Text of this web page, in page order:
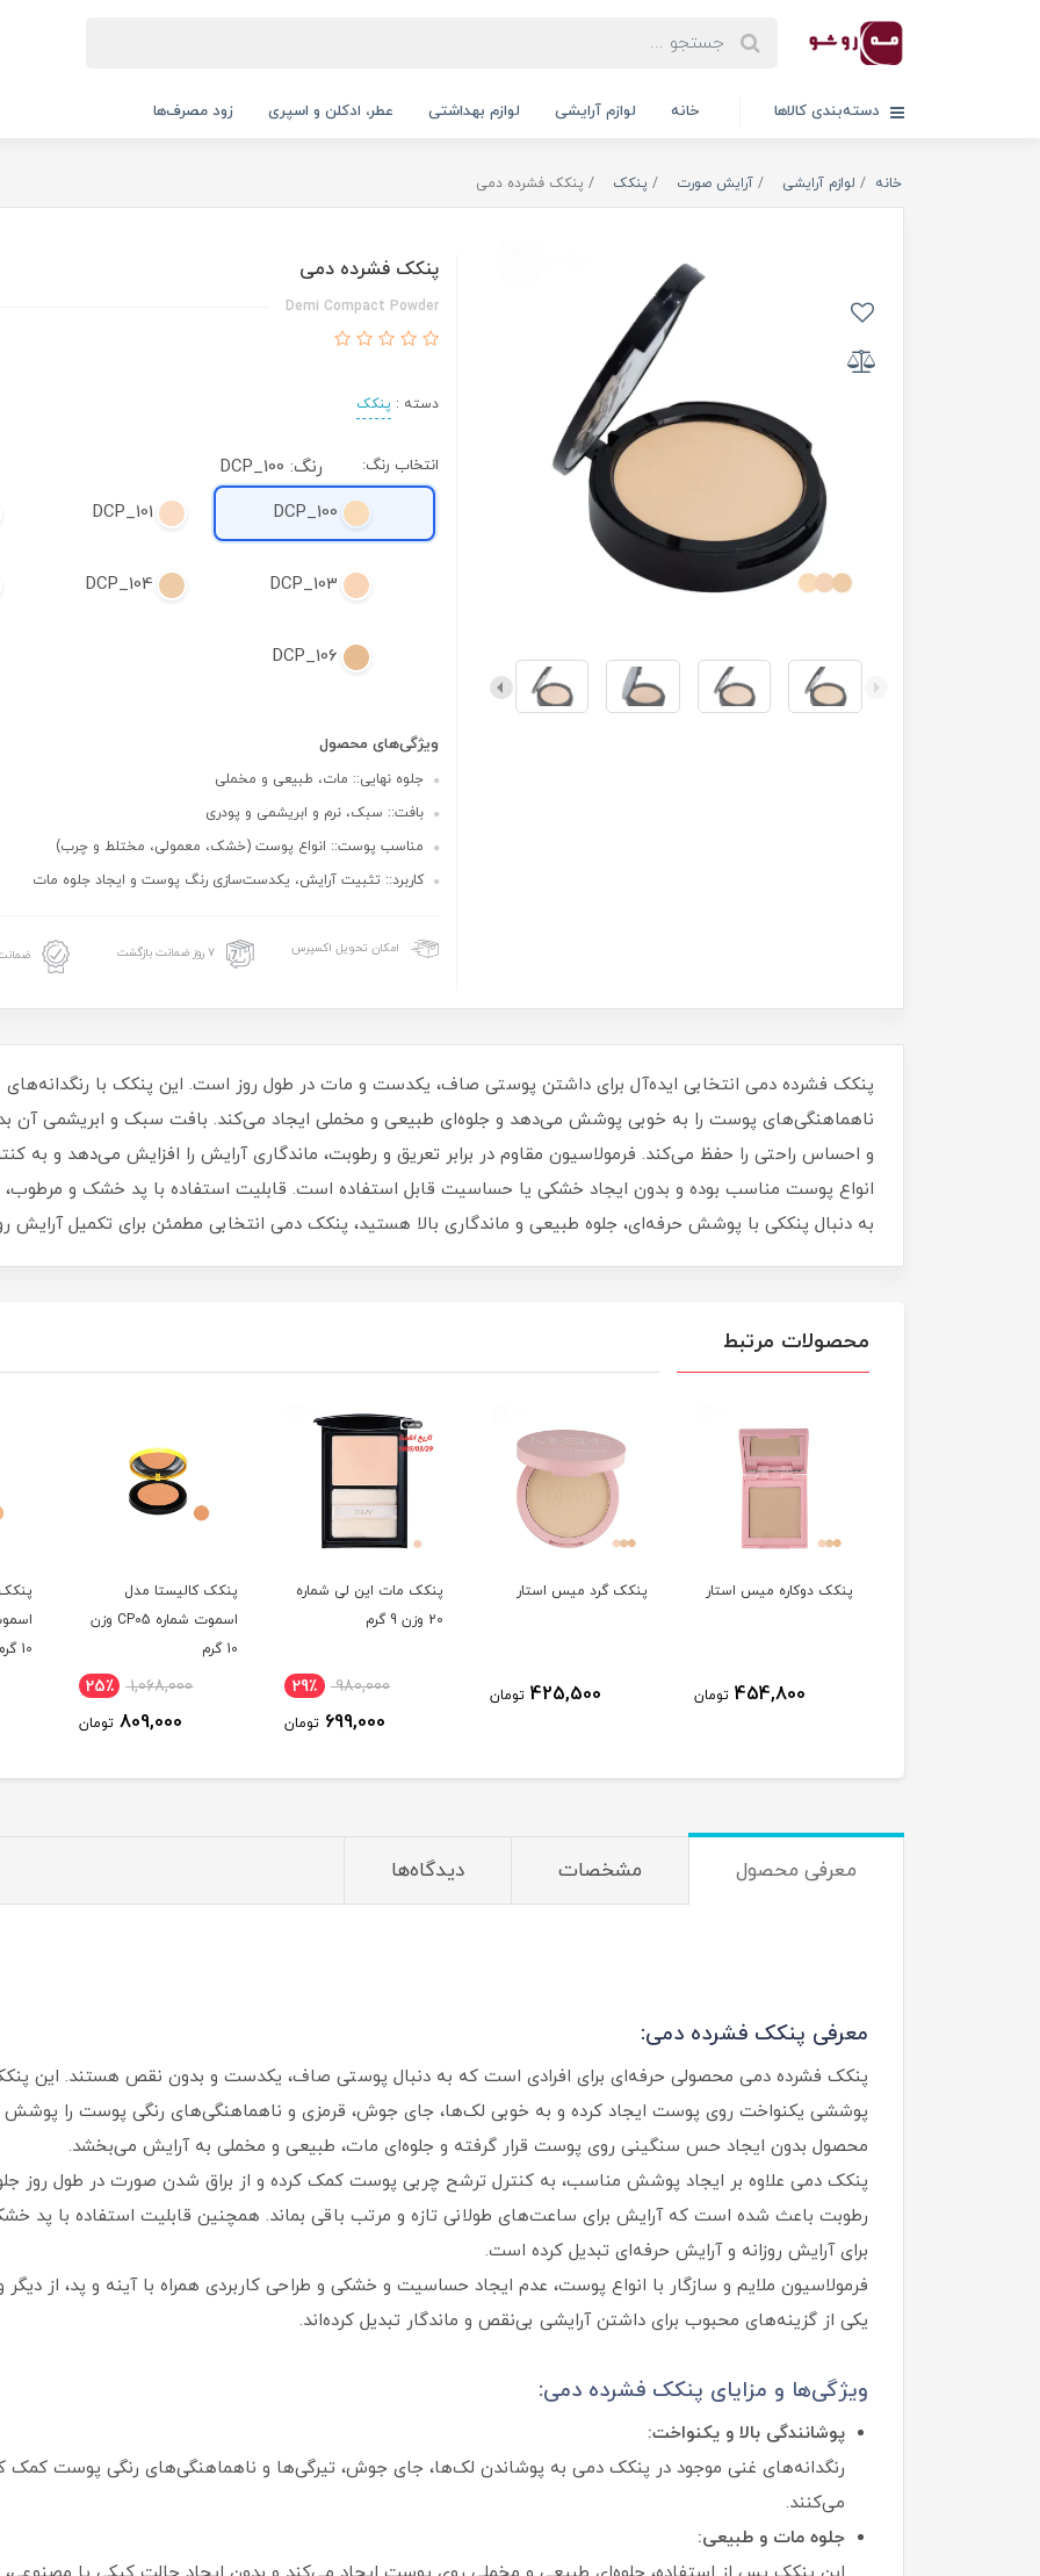
دسته‌بندی کالاها خانه لوازم آرایشی لوازم بهداشتی عطر، ادکلن و اسپری زود مصرف‌ها
خانه لوازم آرایشی آرایش صورت پنکک پنکک فشرده دمی
پنکک فشرده دمی
Demi Compact Powder
دسته : پنکک
انتخاب رنگ:
رنگ: DCP_100
DCP_100
DCP_101
DCP_103
DCP_104
DCP_106
ویژگی‌های محصول
جلوه نهایی:: مات، طبیعی و مخملی
بافت:: سبک، نرم و ابریشمی و پودری
مناسب پوست:: انواع پوست (خشک، معمولی، مختلط و چرب)
کاربرد:: تثبیت آرایش، یکدست‌سازی رنگ پوست و ایجاد جلوه مات
امکان تحویل اکسپرس ۷ روز ضمانت بازگشت
پنکک فشرده دمی انتخابی ایده‌آل برای داشتن پوستی صاف، یکدست و مات در طول روز است. این پنکک با
ناهماهنگی‌های پوست را به‌ خوبی پوشش می‌دهد و جلوه‌ای طبیعی و مخملی ایجاد می‌کند. بافت سبک و ابریشمی آن
و احساس راحتی را حفظ می‌کند. فرمولاسیون مقاوم در برابر تعریق و رطوبت، ماندگاری آرایش را افزایش می‌دهد و
انواع پوست مناسب بوده و بدون ایجاد خشکی یا حساسیت قابل استفاده است. قابلیت استفاده با پد خشک و مرطوب،
به دنبال پنککی با پوشش حرفه‌ای، جلوه طبیعی و ماندگاری بالا هستید، پنکک دمی انتخابی مطمئن برای تکمیل آرایش
محصولات مرتبط
پنکک دوکاره میس استار
454,800 تومان
پنکک گرد میس استار
425,500 تومان
پنکک مات این لی شماره
20 وزن 9 گرم
980,000 29٪
699,000 تومان
پنکک کالیستا مدل
اسموت شماره CP05 وزن
10 گرم
1,068,000 25٪
809,000 تومان
10 گرم
معرفی محصول مشخصات دیدگاه‌ها
معرفی پنکک فشرده دمی:
پنکک فشرده دمی محصولی حرفه‌ای برای افرادی است که به دنبال پوستی صاف، یکدست و بدون نقص هستند. این پنکک
پوششی یکنواخت روی پوست ایجاد کرده و به‌ خوبی لک‌ها، جای جوش، قرمزی و ناهماهنگی‌های رنگی پوست را
محصول بدون ایجاد حس سنگینی روی پوست قرار گرفته و جلوه‌ای مات، طبیعی و مخملی به آرایش می‌بخشد.
پنکک دمی علاوه بر ایجاد پوشش مناسب، به کنترل ترشح چربی پوست کمک کرده و از براق شدن صورت در طول روز
رطوبت باعث شده است که آرایش برای ساعت‌های طولانی تازه و مرتب باقی بماند. همچنین قابلیت استفاده با پد
برای آرایش روزانه و آرایش حرفه‌ای تبدیل کرده است.
فرمولاسیون ملایم و سازگار با انواع پوست، عدم ایجاد حساسیت و خشکی و طراحی کاربردی همراه با آینه و پد، از
یکی از گزینه‌های محبوب برای داشتن آرایشی بی‌نقص و ماندگار تبدیل کرده‌اند.
ویژگی‌ها و مزایای پنکک فشرده دمی:
پوشانندگی بالا و یکنواخت:
رنگدانه‌های غنی موجود در پنکک دمی به پوشاندن لک‌ها، جای جوش، تیرگی‌ها و ناهماهنگی‌های رنگی پوست
می‌کنند.
جلوه مات و طبیعی: